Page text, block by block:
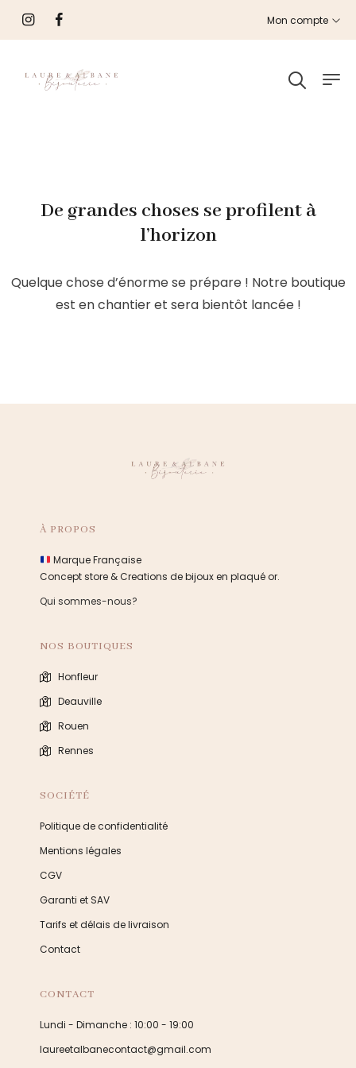
Mon compte
De grandes choses se profilent à
l’horizon
Quelque chose d’énorme se prépare ! Notre boutique
est en chantier et sera bientôt lancée !
À PROPOS
Marque Française
Concept store & Creations de bijoux en plaqué or.
Qui sommes-nous?
NOS BOUTIQUES
Honfleur
Deauville
Rouen
Rennes
SOCIÉTÉ
Politique de confidentialité
Mentions légales
CGV
Garanti et SAV
Tarifs et délais de livraison
Contact
CONTACT
Lundi - Dimanche : 10:00 - 19:00
laureetalbanecontact@gmail.com